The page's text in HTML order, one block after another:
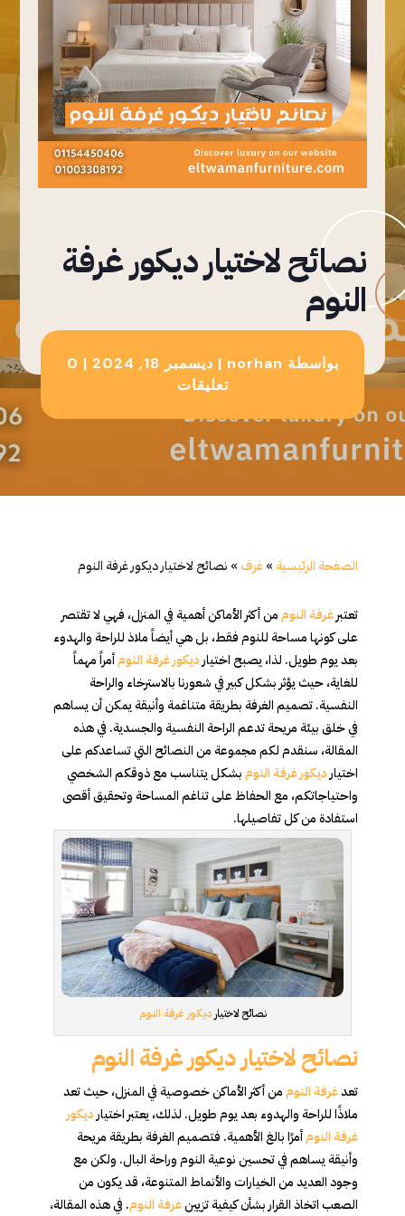
نصائح لاختيار ديكور غرفة
النوم
بواسطة norhan
| ديسمبر 18, 2024 |
0
تعليقات
الصفحة الرئيسية »غرف » نصائح لاختيار ديكور غرفة النوم
تعتبرغرفة النوممن أكثر الأماكن أهمية في المنزل، فهي لا تقتصر
على كونها مساحة للنوم فقط، بل هي أيضاً ملاذ للراحة والهدوء
بعد يوم طويل. لذا، يصبح اختيارديكور غرفة النومأمراً مهماً
للغاية، حيث يؤثر بشكل كبير في شعورنا بالاسترخاء والراحة
النفسية. تصميم الغرفة بطريقة متناغمة وأنيقة يمكن أن يساهم
في خلق بيئة مريحة تدعم الراحة النفسية والجسدية. في هذه
المقالة، سنقدم لكم مجموعة من النصائح التي تساعدكم على
اختيارديكور غرفة النومبشكل يتناسب مع ذوقكم الشخصي
واحتياجاتكم، مع الحفاظ على تناغم المساحة وتحقيق أقصى
استفادة من كل تفاصيلها.
نصائح لاختيارديكور غرفة النوم
نصائح لاختيار ديكور غرفة النوم
تعدغرفة النوممن أكثر الأماكن خصوصية في المنزل، حيث تعد
ملاذًا للراحة والهدوء بعد يوم طويل. لذلك، يعتبر اختيار ديكور
غرفة النومأمرًا بالغ الأهمية. فتصميم الغرفة بطريقة مريحة
وأنيقة يساهم في تحسين نوعية النوم وراحة البال. ولكن مع
وجود العديد من الخيارات والأنماط المتنوعة، قد يكون من
الصعب اتخاذ القرار بشأن كيفية تزيينغرفة النوم. في هذه المقالة،